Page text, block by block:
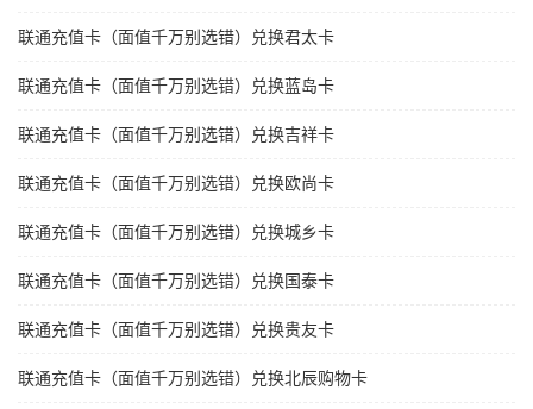
联通充值卡（面值千万别选错）兑换君太卡
联通充值卡（面值千万别选错）兑换蓝岛卡
联通充值卡（面值千万别选错）兑换吉祥卡
联通充值卡（面值千万别选错）兑换欧尚卡
联通充值卡（面值千万别选错）兑换城乡卡
联通充值卡（面值千万别选错）兑换国泰卡
联通充值卡（面值千万别选错）兑换贵友卡
联通充值卡（面值千万别选错）兑换北辰购物卡